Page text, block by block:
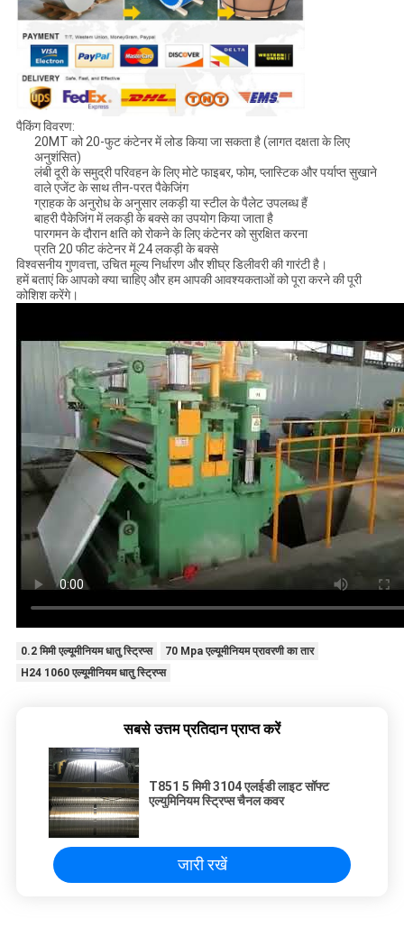
पैकिंग विवरण:
20MT को 20-फुट कंटेनर में लोड किया जा सकता है (लागत दक्षता के लिए
अनुशंसित)
लंबी दूरी के समुद्री परिवहन के लिए मोटे फाइबर, फोम, प्लास्टिक और पर्याप्त सुखाने
वाले एजेंट के साथ तीन-परत पैकेजिंग
ग्राहक के अनुरोध के अनुसार लकड़ी या स्टील के पैलेट उपलब्ध हैं
बाहरी पैकेजिंग में लकड़ी के बक्से का उपयोग किया जाता है
पारगमन के दौरान क्षति को रोकने के लिए कंटेनर को सुरक्षित करना
प्रति 20 फीट कंटेनर में 24 लकड़ी के बक्से
विश्वसनीय गुणवत्ता, उचित मूल्य निर्धारण और शीघ्र डिलीवरी की गारंटी है।
हमें बताएं कि आपको क्या चाहिए और हम आपकी आवश्यकताओं को पूरा करने की पूरी
कोशिश करेंगे।
0.2 मिमी एल्यूमीनियम धातु स्ट्रिप्स
70 Mpa एल्यूमीनियम प्रावरणी का तार
H24 1060 एल्यूमीनियम धातु स्ट्रिप्स
सबसे उत्तम प्रतिदान प्राप्त करें
T851 5 मिमी 3104 एलईडी लाइट सॉफ्ट
एल्युमिनियम स्ट्रिप्स चैनल कवर
जारी रखें